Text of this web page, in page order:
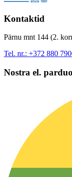
Kontaktid
Pärnu mnt 144 (2.
Tel. nr.: +372 880
Nostra el.